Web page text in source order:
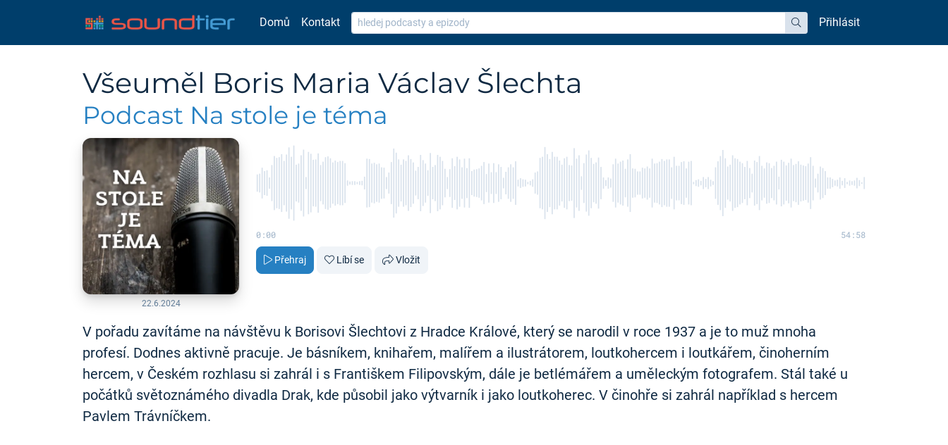
Domů Kontakt
hledat
Přihlásit
Všeuměl Boris Maria Václav Šlechta
Podcast Na stole je téma
22.6.2024
0:00 54:58
Přehraj Líbí se Vložit
V pořadu zavítáme na návštěvu k Borisovi Šlechtovi z Hradce Králové, který se narodil v roce 1937 a je to muž mnoha
profesí. Dodnes aktivně pracuje. Je básníkem, knihařem, malířem a ilustrátorem, loutkohercem i loutkářem, činoherním
hercem, v Českém rozhlasu si zahrál i s Františkem Filipovským, dále je betlémářem a uměleckým fotografem. Stál také u
počátků světoznámého divadla Drak, kde působil jako výtvarník i jako loutkoherec. V činohře si zahrál například s hercem
Pavlem Trávníčkem.